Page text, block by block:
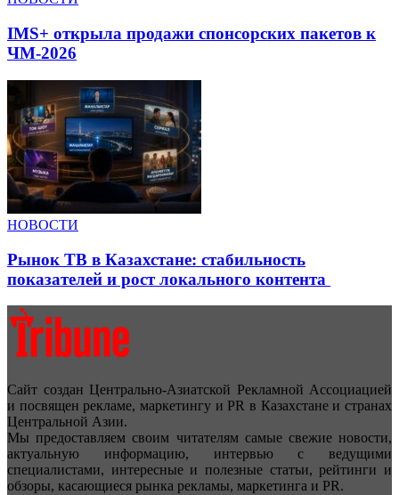
IMS+ открыла продажи спонсорских пакетов к
ЧМ-2026
НОВОСТИ
Рынок ТВ в Казахстане: стабильность
показателей и рост локального контента
Сайт создан Центрально-Азиатской Рекламной Ассоциацией
и посвящен рекламе, маркетингу и PR в Казахстане и странах
Центральной Азии.
Мы предоставляем своим читателям самые свежие новости,
актуальную информацию, интервью с ведущими
специалистами, интересные и полезные статьи, рейтинги и
обзоры, касающиеся рынка рекламы, маркетинга и PR.